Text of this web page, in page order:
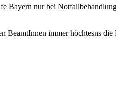
Bayern nur bei
immer höchtesns